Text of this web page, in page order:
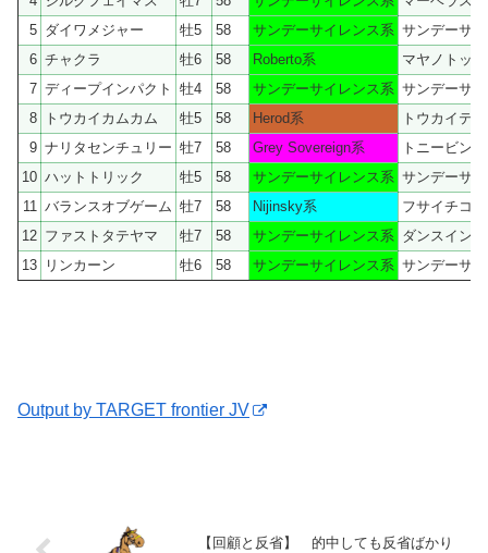
5 ダイワメジャー 牡5 58 サンデーサイレンス系 サンデーサ
6 チャクラ 牡6 58 Roberto系
マヤノトッ
7 ディープインパクト 牡4 58 サンデーサイレンス系 サンデーサ
8
トウカイカムカム 牡5 58 Herod系
トウカイテ
9 ナリタセンチュリー 牡7 58 Grey Sovereign系
トニービン
10 ハットトリック 牡5 58 サンデーサイレンス系 サンデーサ
11
バランスオブゲーム 牡7 58 Nijinsky系
フサイチコ
12 ファストタテヤマ 牡7 58 サンデーサイレンス系 ダンスイン
13
リンカーン 牡6 58 サンデーサイレンス系 サンデーサ
Output by TARGET frontier JV
【回顧と反省】 的中しても反省ばかり